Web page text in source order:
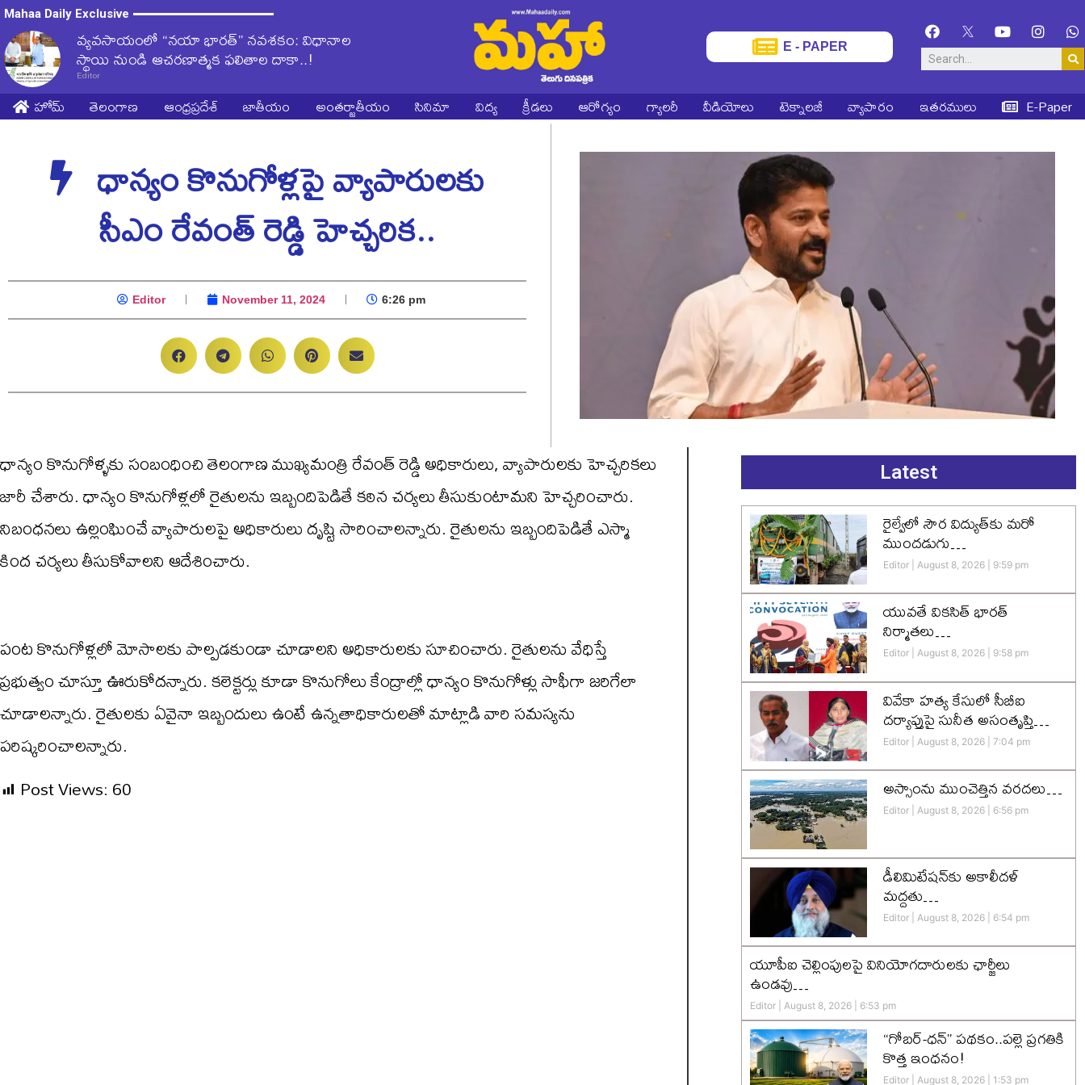
Mahaa Daily Exclusive
వ్యవసాయంలో “నయా భారత్” నవశకం: విధానాల
స్థాయి నుండి ఆచరణాత్మక ఫలితాల దాకా..!
Editor
E - PAPER
హోమ్ తెలంగాణ ఆంధ్రప్రదేశ్ జాతీయం అంతర్జాతీయం సినిమా విద్య క్రీడలు ఆరోగ్యం గ్యాలరీ వీడియోలు టెక్నాలజీ వ్యాపారం ఇతరములు E-Paper
ధాన్యం కొనుగోళ్లపై వ్యాపారులకు
సీఎం రేవంత్ రెడ్డి హెచ్చరిక..
Editor November 11, 2024 6:26 pm
ధాన్యం కొనుగోళ్ళకు సంబంధించి తెలంగాణ ముఖ్యమంత్రి రేవంత్ రెడ్డి అధికారులు, వ్యాపారులకు హెచ్చరికలు
జారీ చేశారు. ధాన్యం కొనుగోళ్లలో రైతులను ఇబ్బందిపెడితే కఠిన చర్యలు తీసుకుంటామని హెచ్చరించారు.
నిబంధనలు ఉల్లంఘించే వ్యాపారులపై అధికారులు దృష్టి సారించాలన్నారు. రైతులను ఇబ్బందిపెడితే ఎస్మా
కింద చర్యలు తీసుకోవాలని ఆదేశించారు.
పంట కొనుగోళ్లలో మోసాలకు పాల్పడకుండా చూడాలని అధికారులకు సూచించారు. రైతులను వేధిస్తే
ప్రభుత్వం చూస్తూ ఊరుకోదన్నారు. కలెక్టర్లు కూడా కొనుగోలు కేంద్రాల్లో ధాన్యం కొనుగోళ్లు సాఫీగా జరిగేలా
చూడాలన్నారు. రైతులకు ఏవైనా ఇబ్బందులు ఉంటే ఉన్నతాధికారులతో మాట్లాడి వారి సమస్యను
పరిష్కరించాలన్నారు.
Post Views:60
Latest
రైల్వేలో సౌర విద్యుత్‌కు మరో
ముందడుగు…
Editor August 8, 2026 9:59 pm
యువతే వికసిత్‌ భారత్‌
నిర్మాతలు…
Editor August 8, 2026 9:58 pm
వివేకా హత్య కేసులో సీబీఐ
దర్యాప్తుపై సునీత అసంతృప్తి…
Editor August 8, 2026 7:04 pm
అస్సాంను ముంచెత్తిన వరదలు…
Editor August 8, 2026 6:56 pm
డీలిమిటేషన్‌కు అకాలీదళ్‌
మద్దతు…
Editor August 8, 2026 6:54 pm
యూపీఐ చెల్లింపులపై వినియోగదారులకు ఛార్జీలు
ఉండవు…
Editor August 8, 2026 6:53 pm
“గోబర్-ధన్” పథకం..పల్లె ప్రగతికి
కొత్త ఇంధనం!
Editor August 8, 2026 1:53 pm